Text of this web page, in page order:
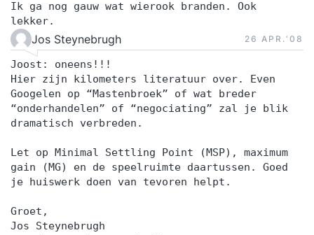
Ik ga nog gauw wat wierook branden. Ook
lekker.
Jos Steynebrugh 26 APR.‘08
Joost: oneens!!!
Hier zijn kilometers literatuur over. Even
Googelen op “Mastenbroek” of wat breder
“onderhandelen” of “negociating” zal je blik
dramatisch verbreden.
Let op Minimal Settling Point (MSP), maximum
gain (MG) en de speelruimte daartussen. Goed
je huiswerk doen van tevoren helpt.
Groet,
Jos Steynebrugh